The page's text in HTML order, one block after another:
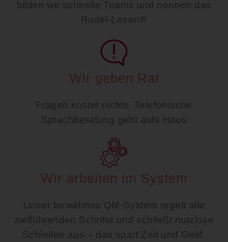
bilden wir schnelle Teams und nennen das
Rudel-Lesen®
Wir geben Rat
Fragen kostet nichts: Telefonische
Sprachberatung geht aufs Haus
Wir arbeiten im System
Unser bewährtes QM-System regelt alle
zielführenden Schritte und schließt nutzlose
Schleifen aus – das spart Zeit und Geld.